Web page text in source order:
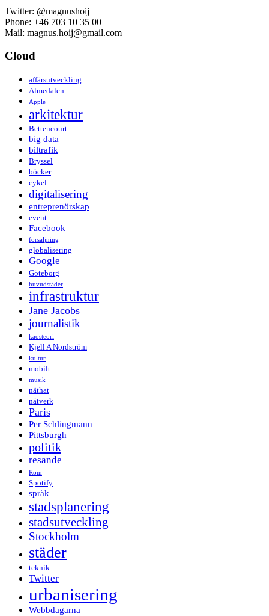
Twitter: @magnushoij
Phone: +46 703 10 35 00
Mail: magnus.hoij@gmail.com
Cloud
affärsutveckling
Almedalen
Apple
arkitektur
Bettencourt
big data
biltrafik
Bryssel
böcker
cykel
digitalisering
entreprenörskap
event
Facebook
försäljning
globalisering
Google
Göteborg
huvudstäder
infrastruktur
Jane Jacobs
journalistik
kaosteori
Kjell A Nordström
kultur
mobilt
musik
näthat
nätverk
Paris
Per Schlingmann
Pittsburgh
politik
resande
Rom
Spotify
språk
stadsplanering
stadsutveckling
Stockholm
städer
teknik
Twitter
urbanisering
Webbdagarna